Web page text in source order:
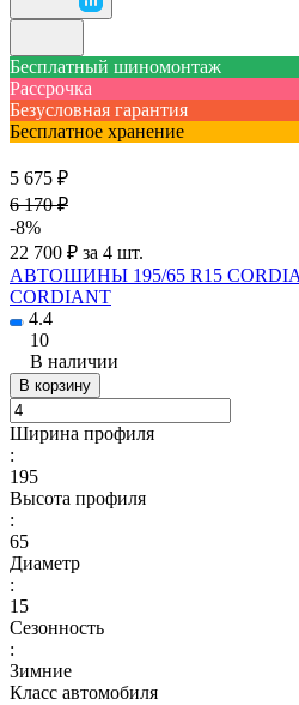
Бесплатный шиномонтаж
Рассрочка
Безусловная гарантия
Бесплатное хранение
5 675 ₽
6 170 ₽
-8%
22 700 ₽ за 4 шт.
АВТОШИНЫ 195/65 R15
CORDIANT
4.4
10
В наличии
В корзину
Ширина профиля
:
195
Высота профиля
:
65
Диаметр
:
15
Сезонность
:
Зимние
Класс автомобиля